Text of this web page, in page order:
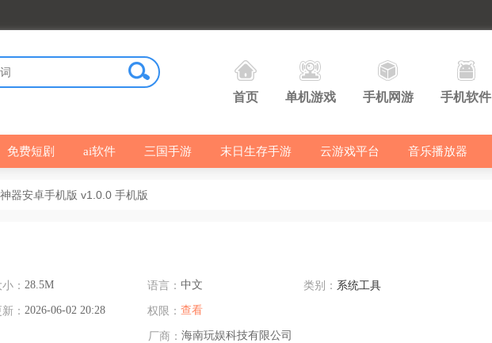
首页 单机游戏 手机网游 手机软件
免费短剧 ai软件 三国手游 末日生存手游 云游戏平台 音乐播放器
器安卓手机版 v1.0.0 手机版
： 28.5M 语言： 中文 类别： 系统工具
： 2026-06-02 20:28 权限： 查看
厂商： 海南玩娱科技有限公司